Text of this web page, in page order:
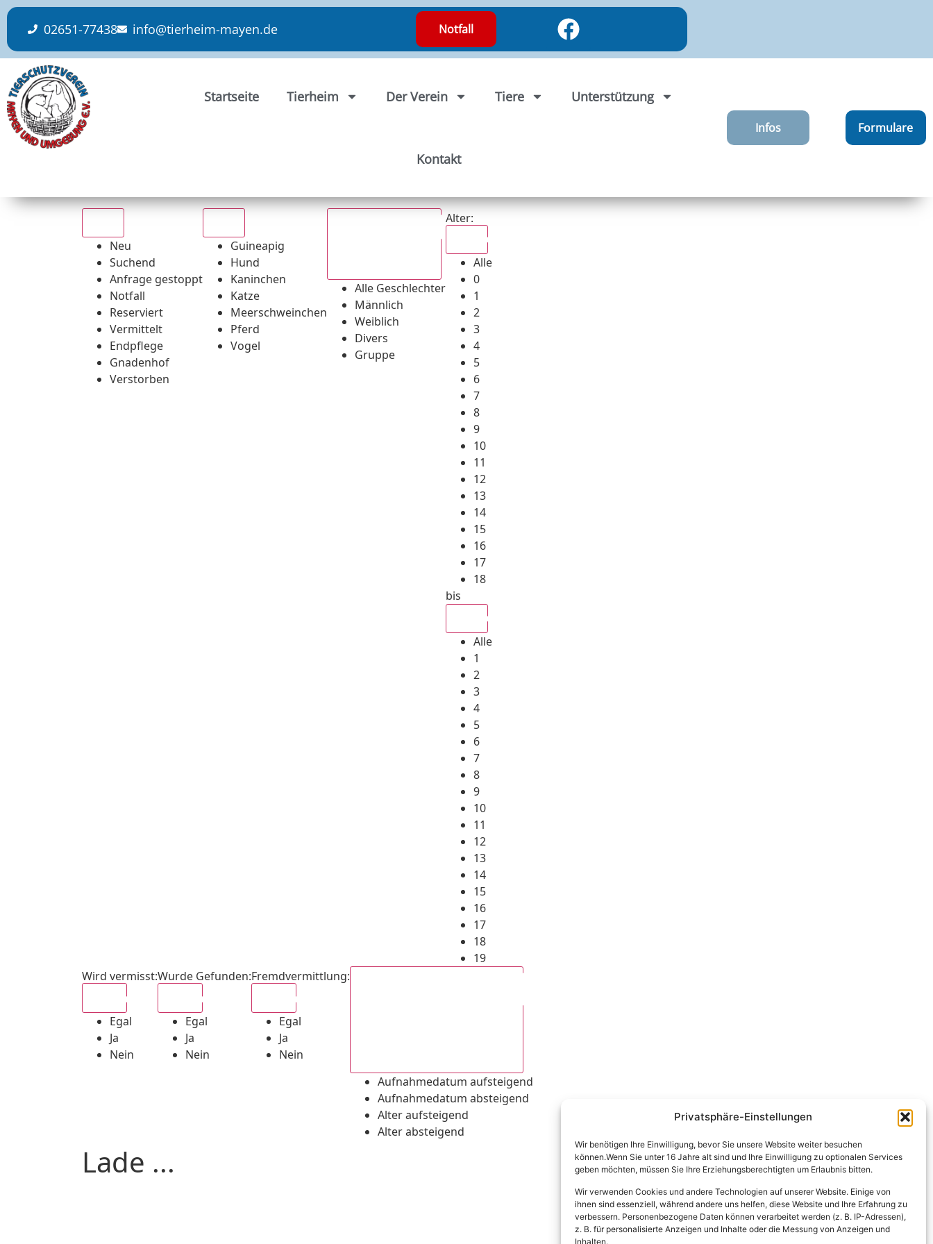
Privatsphäre-Einstellungen
Wir benötigen Ihre Einwilligung, bevor Sie unsere Website weiter besuchen
können.Wenn Sie unter 16 Jahre alt sind und Ihre Einwilligung zu optionalen Services
geben möchten, müssen Sie Ihre Erziehungsberechtigten um Erlaubnis bitten.
Wir verwenden Cookies und andere Technologien auf unserer Website. Einige von
ihnen sind essenziell, während andere uns helfen, diese Website und Ihre Erfahrung zu
verbessern. Personenbezogene Daten können verarbeitet werden (z. B. IP-Adressen),
z. B. für personalisierte Anzeigen und Inhalte oder die Messung von Anzeigen und
Inhalten.
content
02651-77438 info@tierheim-mayen.de Notfall
Startseite Tierheim Der Verein Tiere Unterstützung
Kontakt
Infos Formulare
Neu
Suchend
Anfrage gestoppt
Notfall
Reserviert
Vermittelt
Endpflege
Gnadenhof
Verstorben
Guineapig
Hund
Kaninchen
Katze
Meerschweinchen
Pferd
Vogel
Alle Geschlechter
Männlich
Weiblich
Divers
Gruppe
Alter:
Alle
0
1
2
3
4
5
6
7
8
9
10
11
12
13
14
15
16
17
18
bis
Alle
1
2
3
4
5
6
7
8
9
10
11
12
13
14
15
16
17
18
19
Wird vermisst:
Egal
Ja
Nein
Wurde Gefunden:
Egal
Ja
Nein
Fremdvermittlung:
Egal
Ja
Nein
Aufnahmedatum aufsteigend
Aufnahmedatum absteigend
Alter aufsteigend
Alter absteigend
Lade ...